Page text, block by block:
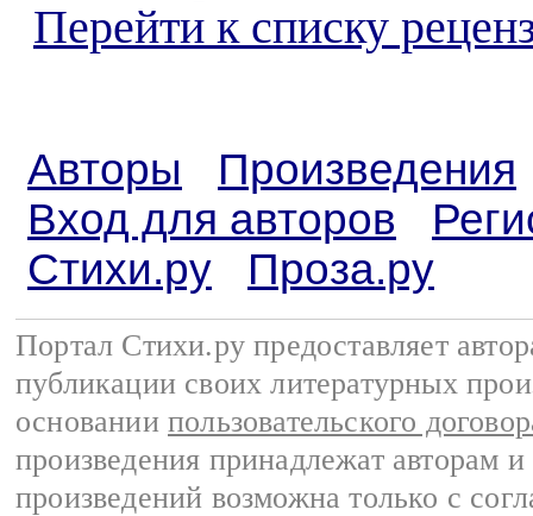
Перейти к списку
Авторы
Произведения
Вход для авторов
Стихи.ру
Проза.ру
Портал Стихи.ру предоставляет
публикации своих литературных
основании пользовательского
произведения принадлежат авторам
произведений возможна только с